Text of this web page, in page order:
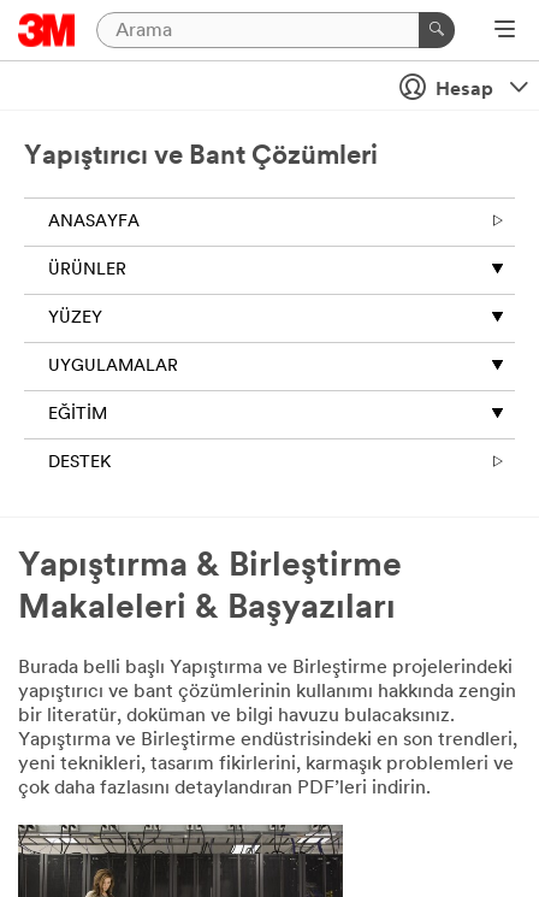
Hesap
Yapıştırıcı ve Bant Çözümleri
ANASAYFA
ÜRÜNLER
YÜZEY
UYGULAMALAR
EĞİTİM
DESTEK
Yapıştırma & Birleştirme
Makaleleri & Başyazıları
Burada belli başlı Yapıştırma ve Birleştirme projelerindeki
yapıştırıcı ve bant çözümlerinin kullanımı hakkında zengin
bir literatür, doküman ve bilgi havuzu bulacaksınız.
Yapıştırma ve Birleştirme endüstrisindeki en son trendleri,
yeni teknikleri, tasarım fikirlerini, karmaşık problemleri ve
çok daha fazlasını detaylandıran PDF’leri indirin.